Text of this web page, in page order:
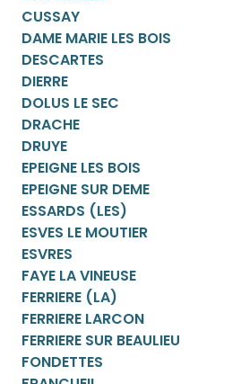
CUSSAY
DAME MARIE LES BOIS
DESCARTES
DIERRE
DOLUS LE SEC
DRACHE
DRUYE
EPEIGNE LES BOIS
EPEIGNE SUR DEME
ESSARDS (LES)
ESVES LE MOUTIER
ESVRES
FAYE LA VINEUSE
FERRIERE (LA)
FERRIERE LARCON
FERRIERE SUR BEAULIEU
FONDETTES